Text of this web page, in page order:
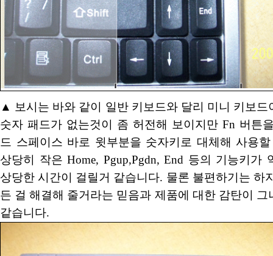
▲ 보시는 바와 같이 일반 키보드와 달리 미니 키보드
숫자 패드가 없는것이 좀 허전해 보이지만 Fn 버튼
드 스페이스 바로 윗부분을 숫자키로 대체해 사용
상당히 작은 Home, Pgup,Pgdn, End 등의 기능키가
상당한 시간이 걸릴거 같습니다. 물론 불편하기는 하
든 걸 해결해 줄거라는 믿음과 제품에 대한 감탄이 그
같습니다.